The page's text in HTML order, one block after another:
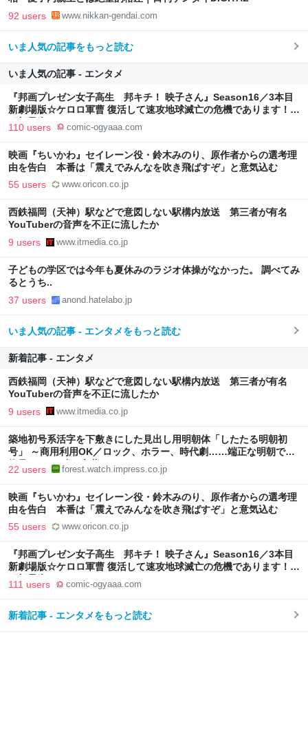
92 users www.nikkan-gendai.com
いま人気の記事をもっと読む
いま人気の記事 - エンタメ
『邦画プレゼン女子高生 邦キチ！ 映子さん』Season16／3本目
新劇場版☆ケロロ軍曹 復活して速攻地球滅亡の危機であります！ -
服部昇大 | COMIC OGYAAA!!
110 users comic-ogyaaa.com
映画『ちいかわ』セイレーン役・鈴木みのり、原作者からの選考理
由を告白 本番は「震えでみんなを吹き飛ばすぞ」と意気込む
55 users www.oricon.co.jp
西鉄福岡（天神）駅などで意図しない駅構内放送 第三者が有名
YouTuberの音声を不正に流したか
9 users www.itmedia.co.jp
子どもの学区では今年も夏休みのラジオ体操がなかった。 調べてみ
るとうち..
37 users anond.hatelabo.jp
いま人気の記事 - エンタメをもっと読む
新着記事 - エンタメ
西鉄福岡（天神）駅などで意図しない駅構内放送 第三者が有名
YouTuberの音声を不正に流したか
9 users www.itmedia.co.jp
築地初号系活字を下敷きにした見出し用明朝体「したたる明朝初
号」 ～商用利用OK／ロック、ホラー、時代劇……端正な明朝では
物足りない“強い言葉”のために
22 users forest.watch.impress.co.jp
映画『ちいかわ』セイレーン役・鈴木みのり、原作者からの選考理
由を告白 本番は「震えでみんなを吹き飛ばすぞ」と意気込む
55 users www.oricon.co.jp
『邦画プレゼン女子高生 邦キチ！ 映子さん』Season16／3本目
新劇場版☆ケロロ軍曹 復活して速攻地球滅亡の危機であります！ -
服部昇大 | COMIC OGYAAA!!
111 users comic-ogyaaa.com
新着記事 - エンタメをもっと読む